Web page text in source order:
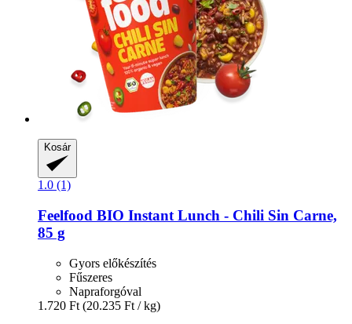
Kosár
1.0 (1)
Feelfood BIO Instant Lunch -​ Chili Sin Carne,
85 g
Gyors előkészítés
Fűszeres
Napraforgóval
1.720 Ft (20.235 Ft / kg)